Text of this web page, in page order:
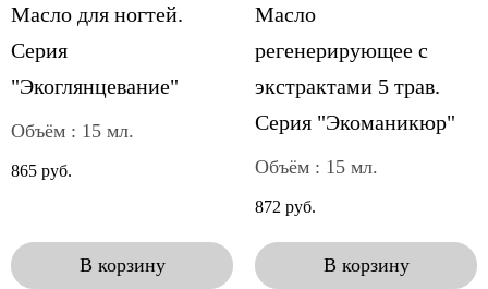
Масло для ногтей.
Серия
"Экоглянцевание"
Объём : 15 мл.
865 руб.
В корзину
Масло
регенерирующее с
экстрактами 5 трав.
Серия "Экоманикюр"
Объём : 15 мл.
872 руб.
В корзину